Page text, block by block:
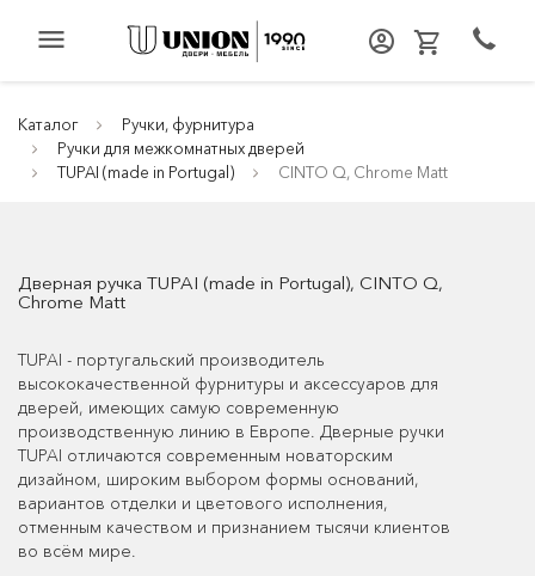
menu
Каталог
Ручки, фурнитура
Ручки для межкомнатных дверей
TUPAI (made in Portugal)
CINTO Q, Chrome Matt
Дверная ручка TUPAI (made in Portugal), CINTO Q,
Chrome Matt
TUPAI - португальский производитель
высококачественной фурнитуры и аксессуаров для
дверей, имеющих самую современную
производственную линию в Европе. Дверные ручки
TUPAI отличаются современным новаторским
дизайном, широким выбором формы оснований,
вариантов отделки и цветового исполнения,
отменным качеством и признанием тысячи клиентов
во всём мире.